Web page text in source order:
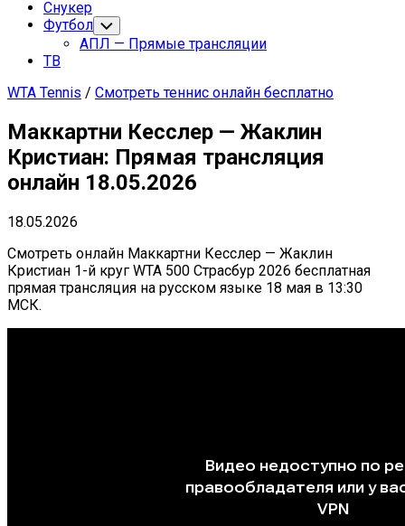
Снукер
Футбол Переключатель
дочернего
меню
АПЛ — Прямые трансляции
ТВ
WTA Tennis / Смотреть теннис онлайн бесплатно
Маккартни Кесслер — Жаклин
Кристиан: Прямая трансляция
онлайн 18.05.2026
18.05.2026
Смотреть онлайн Маккартни Кесслер — Жаклин
Кристиан 1-й круг WTA 500 Страсбур 2026 бесплатная
прямая трансляция на русском языке 18 мая в 13:30
МСК.